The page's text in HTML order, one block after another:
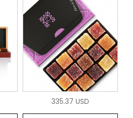
335.37 USD